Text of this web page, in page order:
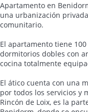
Apartamento en
una urbanización
comunitario.
El apartamento tiene
dormitorios dobles con
cocina totalmente
El ático cuenta con una
por todos los servicios y
Rincón de Loix, es la